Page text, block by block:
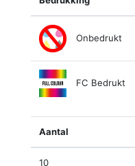
Onbedrukt
FC Bedrukt
Aantal
10